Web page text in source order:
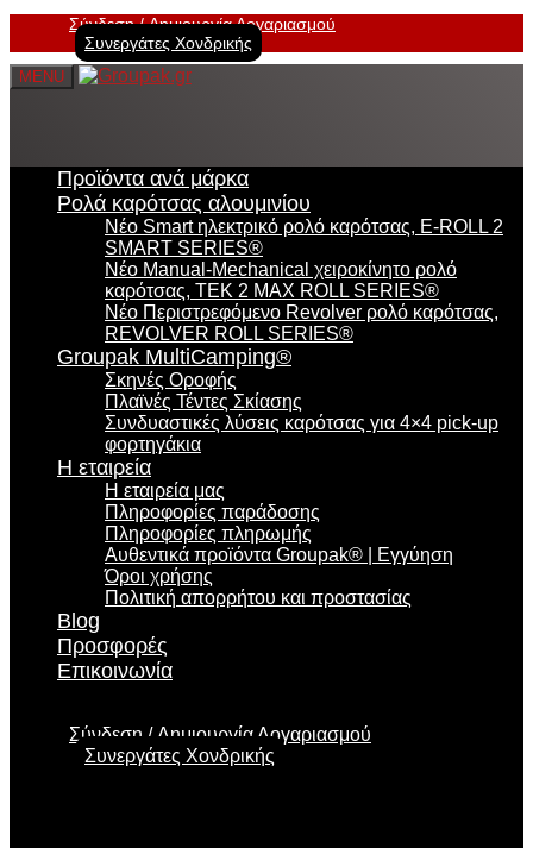
Σύνδεση
Δημιουργία Λογαριασμού
Συνεργάτες Χονδρικής
MENU
Προϊόντα ανά μάρκα
Ρολά καρότσας αλουμινίου
Νέο Smart ηλεκτρικό ρολό καρότσας, E-ROLL 2
SMART SERIES®
Νέο Manual-Mechanical χειροκίνητο ρολό
καρότσας, TEK 2 MAX ROLL SERIES®
Νέο Περιστρεφόμενο Revolver ρολό καρότσας,
REVOLVER ROLL SERIES®
Groupak MultiCamping®
Σκηνές Οροφής
Πλαϊνές Τέντες Σκίασης
Συνδυαστικές λύσεις καρότσας για 4×4 pick-up
φορτηγάκια
Η εταιρεία
Η εταιρεία μας
Πληροφορίες παράδοσης
Πληροφορίες πληρωμής
Αυθεντικά προϊόντα Groupak® | Εγγύηση
Όροι χρήσης
Πολιτική απορρήτου και προστασίας
Blog
Προσφορές
Επικοινωνία
Σύνδεση
Δημιουργία Λογαριασμού
Συνεργάτες Χονδρικής